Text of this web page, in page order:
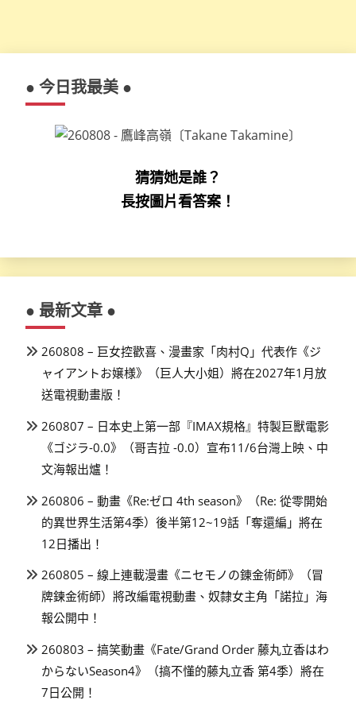
● 今日我最美 ●
猜猜她是誰？
長按圖片看答案！
● 最新文章 ●
260808 – 巨女控歡喜、漫畫家「肉村Q」代表作《ジ
ャイアントお嬢様》（巨人大小姐）將在2027年1月放
送電視動畫版！
260807 – 日本史上第一部『IMAX規格』特製巨獸電影
《ゴジラ-0.0》（哥吉拉 -0.0）宣布11/6台灣上映、中
文海報出爐！
260806 – 動畫《Re:ゼロ 4th season》（Re: 從零開始
的異世界生活第4季）後半第12~19話「奪還編」將在
12日播出！
260805 – 線上連載漫畫《ニセモノの錬金術師》（冒
牌鍊金術師）將改編電視動畫、奴隸女主角「諾拉」海
報公開中！
260803 – 搞笑動畫《Fate/Grand Order 藤丸立香はわ
からないSeason4》（搞不懂的藤丸立香 第4季）將在
7日公開！